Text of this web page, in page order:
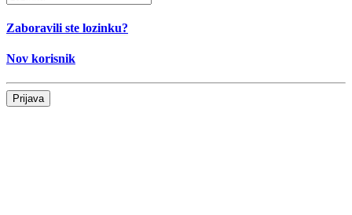
Zaboravili ste lozinku?
Nov korisnik